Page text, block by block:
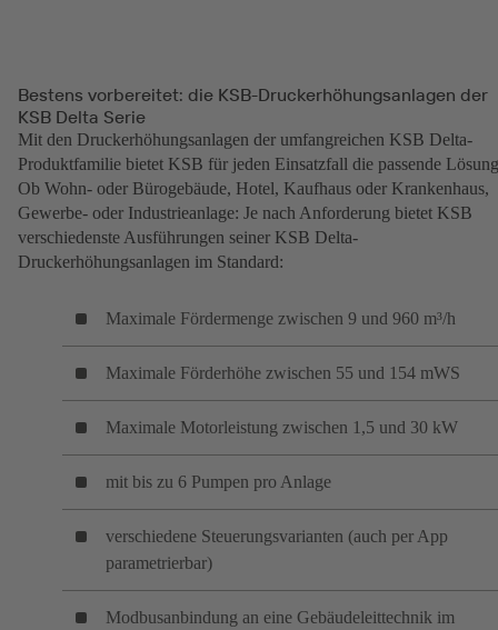
Bestens vorbereitet: die KSB-Druckerhöhungsanlagen der
KSB Delta Serie
Mit den Druckerhöhungsanlagen der umfangreichen KSB Delta-
Produktfamilie bietet KSB für jeden Einsatzfall die passende
Ob Wohn- oder Bürogebäude, Hotel, Kaufhaus oder Krankenhaus,
Gewerbe- oder Industrieanlage: Je nach Anforderung bietet KSB
verschiedenste Ausführungen seiner KSB Delta-
Druckerhöhungsanlagen im Standard:
Maximale Fördermenge zwischen 9 und 960 m³/h
Maximale Förderhöhe zwischen 55 und 154 mWS
Maximale Motorleistung zwischen 1,5 und 30 kW
mit bis zu 6 Pumpen pro Anlage
verschiedene Steuerungsvarianten (auch per App
parametrierbar)
Modbusanbindung an eine Gebäudeleittechnik im